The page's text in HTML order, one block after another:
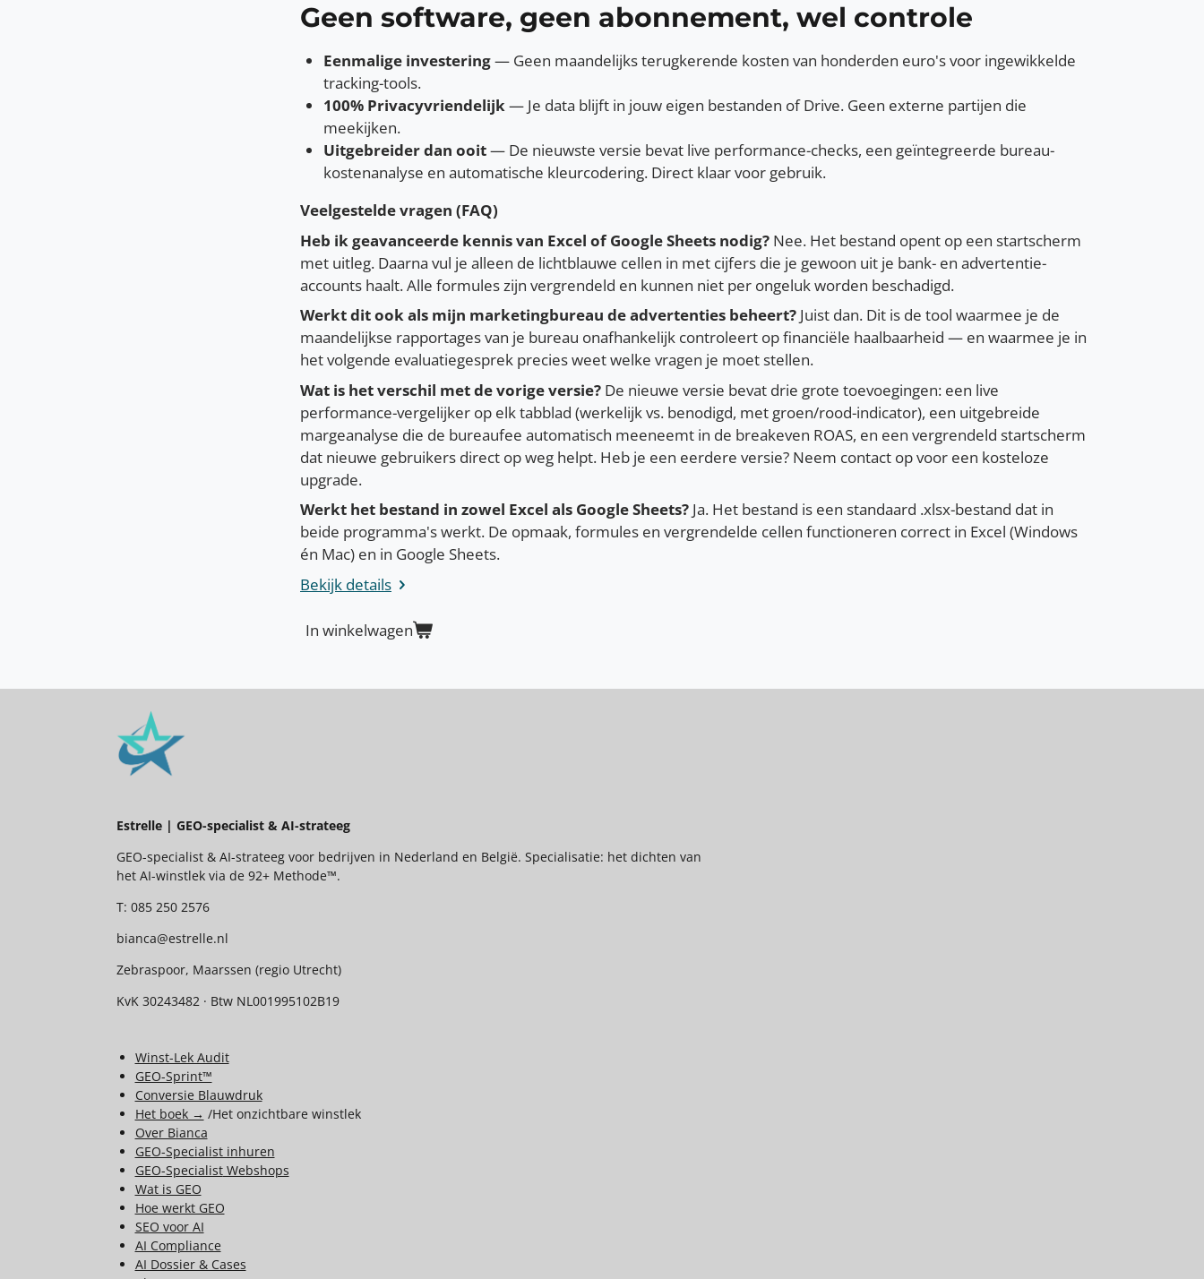
Geen software, geen abonnement, wel controle
Eenmalige investering— Geen maandelijks terugkerende kosten van honderden euro's voor ingewikkelde
tracking-tools.
100% Privacyvriendelijk— Je data blijft in jouw eigen bestanden of Drive. Geen externe partijen die
meekijken.
Uitgebreider dan ooit— De nieuwste versie bevat live performance-checks, een geïntegreerde bureau-
kostenanalyse en automatische kleurcodering. Direct klaar voor gebruik.
Veelgestelde vragen (FAQ)
Heb ik geavanceerde kennis van Excel of Google Sheets nodig? Nee. Het bestand opent op een startscherm
met uitleg. Daarna vul je alleen de lichtblauwe cellen in met cijfers die je gewoon uit je bank- en advertentie-
accounts haalt. Alle formules zijn vergrendeld en kunnen niet per ongeluk worden beschadigd.
Werkt dit ook als mijn marketingbureau de advertenties beheert? Juist dan. Dit is de tool waarmee je de
maandelijkse rapportages van je bureau onafhankelijk controleert op financiële haalbaarheid — en waarmee je in
het volgende evaluatiegesprek precies weet welke vragen je moet stellen.
Wat is het verschil met de vorige versie? De nieuwe versie bevat drie grote toevoegingen: een live
performance-vergelijker op elk tabblad (werkelijk vs. benodigd, met groen/rood-indicator), een uitgebreide
margeanalyse die de bureaufee automatisch meeneemt in de breakeven ROAS, en een vergrendeld startscherm
dat nieuwe gebruikers direct op weg helpt. Heb je een eerdere versie? Neem contact op voor een kosteloze
upgrade.
Werkt het bestand in zowel Excel als Google Sheets? Ja. Het bestand is een standaard .xlsx-bestand dat in
beide programma's werkt. De opmaak, formules en vergrendelde cellen functioneren correct in Excel (Windows
én Mac) en in Google Sheets.
Bekijk details
In winkelwagen
Estrelle | GEO-specialist & AI-strateeg
GEO-specialist & AI-strateeg voor bedrijven in Nederland en België. Specialisatie: het dichten van
het AI-winstlek via de 92+ Methode™.
T: 085 250 2576
bianca@estrelle.nl
Zebraspoor, Maarssen (regio Utrecht)
KvK 30243482 · Btw NL001995102B19
Winst-Lek Audit
GEO-Sprint™
Conversie Blauwdruk
Het boek → /Het onzichtbare winstlek
Over Bianca
GEO-Specialist inhuren
GEO-SpecialistWebshops
Wat is GEO
Hoe werkt GEO
SEO voor AI
AI Compliance
AI Dossier & Cases